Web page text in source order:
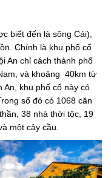
biết đến là sông Cái),
Chính là khu phố cổ
An chỉ cách thành phố
và khoảng 40km từ
khu phố cổ này có
số đó có 1068 căn
38 nhà thời tộc, 19
một cây cầu.